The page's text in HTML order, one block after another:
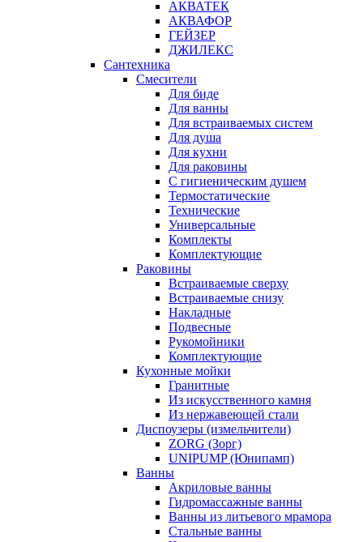
АКВАТЕК
АКВАФОР
ГЕЙЗЕР
ДЖИЛЕКС
Сантехника
Смесители
Для биде
Для ванны
Для встраиваемых систем
Для душа
Для кухни
Для раковины
С гигиеническим душем
Термостатические
Технические
Универсальные
Комплекты
Комплектующие
Раковины
Встраиваемые сверху
Встраиваемые снизу
Накладные
Подвесные
Рукомойники
Комплектующие
Кухонные мойки
Гранитные
Из искусственного камня
Из нержавеющей стали
Диспоузеры (измельчители)
ZORG (Зорг)
UNIPUMP (Юнипамп)
Ванны
Акриловые ванны
Гидромассажные ванны
Ванны из литьевого мрамора
Стальные ванны